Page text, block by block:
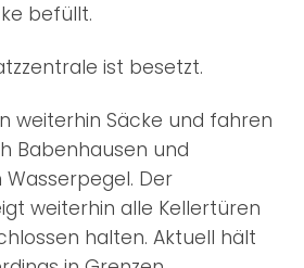
befüllt.
ist besetzt.
weiterhin Säcke und fahren
Babenhausen und
Der
weiterhin alle Kellertüren
halten. Aktuell hält